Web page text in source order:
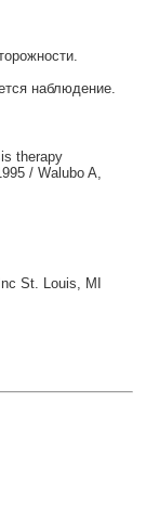
наблюдение.
therapy
/ Walubo A,
St. Louis, MI